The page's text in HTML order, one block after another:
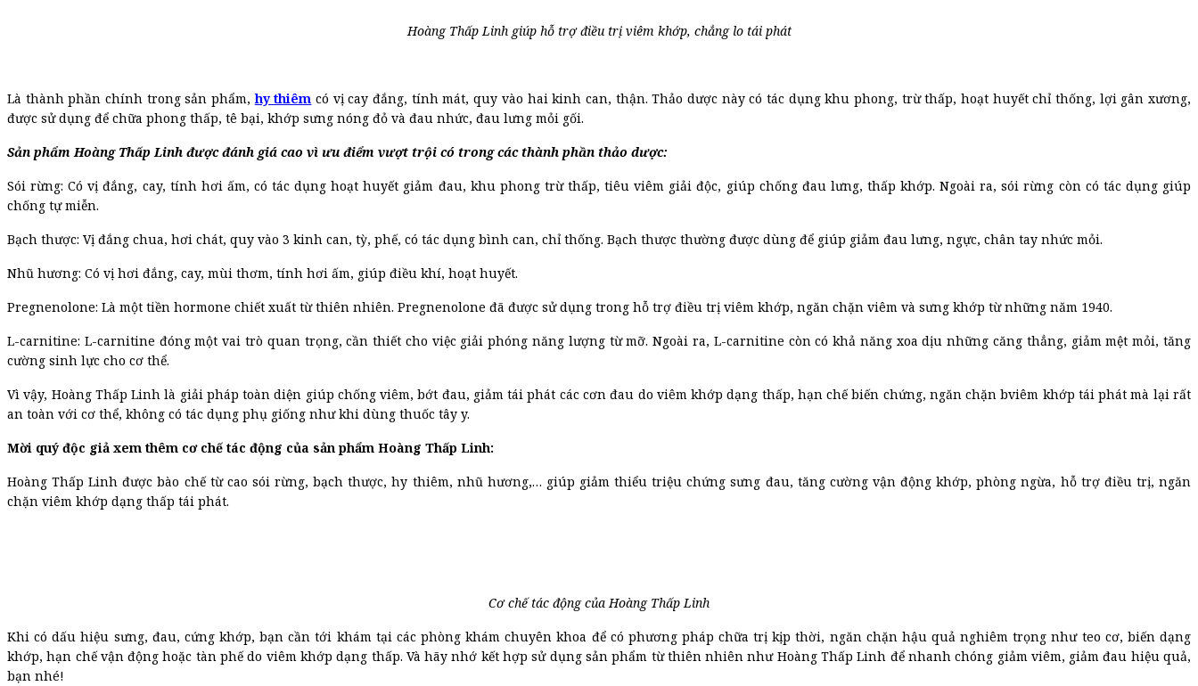
Hoàng Thấp Linh giúp hỗ trợ điều trị viêm khớp, chẳng lo tái phát
Là thành phần chính trong sản phẩm,hy thiêm có vị cay đắng, tính mát, quy vào hai kinh can, thận. Thảo dược này có tác dụng khu phong, trừ thấp, hoạt huyết chỉ thống, lợi gân xương,
được sử dụng để chữa phong thấp, tê bại, khớp sưng nóng đỏ và đau nhức, đau lưng mỏi gối.
Sản phẩm Hoàng Thấp Linh được đánh giá cao vì ưu điểm vượt trội có trong các thành phần thảo dược:
Sói rừng: Có vị đắng, cay, tính hơi ấm, có tác dụng hoạt huyết giảm đau, khu phong trừ thấp, tiêu viêm giải độc, giúp chống đau lưng, thấp khớp. Ngoài ra, sói rừng còn có tác dụng giúp
chống tự miễn.
Bạch thược: Vị đắng chua, hơi chát, quy vào 3 kinh can, tỳ, phế, có tác dụng bình can, chỉ thống. Bạch thược thường được dùng để giúp giảm đau lưng, ngực, chân tay nhức mỏi.
Nhũ hương: Có vị hơi đắng, cay, mùi thơm, tính hơi ấm, giúp điều khí, hoạt huyết.
Pregnenolone: Là một tiền hormone chiết xuất từ thiên nhiên. Pregnenolone đã được sử dụng trong hỗ trợ điều trị viêm khớp, ngăn chặn viêm và sưng khớp từ những năm 1940.
L-carnitine: L-carnitine đóng một vai trò quan trọng, cần thiết cho việc giải phóng năng lượng từ mỡ. Ngoài ra, L-carnitine còn có khả năng xoa dịu những căng thẳng, giảm mệt mỏi, tăng
cường sinh lực cho cơ thể.
Vì vậy, Hoàng Thấp Linh là giải pháp toàn diện giúp chống viêm, bớt đau, giảm tái phát các cơn đau do viêm khớp dạng thấp, hạn chế biến chứng, ngăn chặn bviêm khớp tái phát mà lại rất
an toàn với cơ thể, không có tác dụng phụ giống như khi dùng thuốc tây y.
Mời quý độc giả xem thêm cơ chế tác động của sản phẩm Hoàng Thấp Linh:
Hoàng Thấp Linh được bào chế từ cao sói rừng, bạch thược, hy thiêm, nhũ hương,… giúp giảm thiểu triệu chứng sưng đau, tăng cường vận động khớp, phòng ngừa, hỗ trợ điều trị, ngăn
chặn viêm khớp dạng thấp tái phát.
Cơ chế tác động của Hoàng Thấp Linh
Khi có dấu hiệu sưng, đau, cứng khớp, bạn cần tới khám tại các phòng khám chuyên khoa để có phương pháp chữa trị kịp thời, ngăn chặn hậu quả nghiêm trọng như teo cơ, biến dạng
khớp, hạn chế vận động hoặc tàn phế do viêm khớp dạng thấp. Và hãy nhớ kết hợp sử dụng sản phẩm từ thiên nhiên như Hoàng Thấp Linh để nhanh chóng giảm viêm, giảm đau hiệu quả,
bạn nhé!